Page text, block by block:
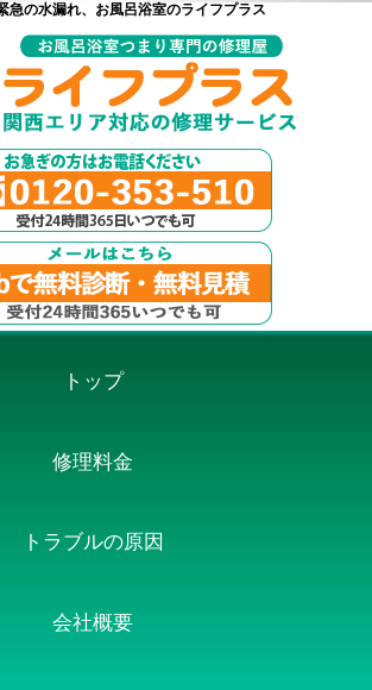
急の水漏れ、お風呂浴室のライフプラス
トップ
修理料金
トラブルの原因
会社概要